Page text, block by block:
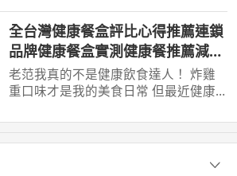
oin 肉團愛用的Line貼圖：
https://bit.ly/4qTgOsd ...
全台灣健康餐盒評比心得推薦連鎖
品牌健康餐盒實測健康餐推薦減脂
餐低卡高蛋白健身餐盒到底哪家最
好吃連外食族重口味的人也愛吃的
老范我真的不是健康飲食達人！ 炸雞
重口味才是我的美食日常 但最近健康
蛋白減脂 ...